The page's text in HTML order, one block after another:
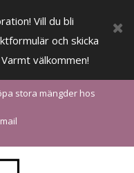
Vill du bli
och skicka
välkommen!
stora mängder hos